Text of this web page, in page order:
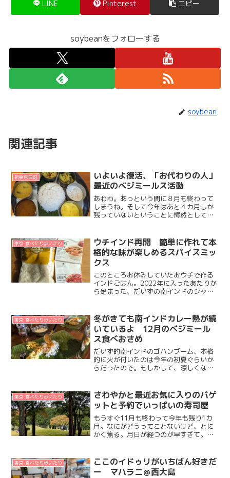
LINE Pinterest コピー
soybeanをフォローする
soybean
関連記事
新東京日記
いよいよ復活、「お代わりの人」
最近のベジミールス活動
あわわ。あっという間に８月も終わって
しまうね。そして今年はあと４カ月しか
残っていないということに愕然としてい
なー。我が家のエアコンからの水漏れ、
ツイッターで検索したら今...
東京 食べたり歩いたり
ウチインド再開 簡単に作れて本
格的な味が楽しめるスパイスミッ
クス
このところお休みしていたおウチで作る
インドごはん。2022年に入ったあたりか
ら始まった、だいずの南インドのシャバ
してたのがまた再開したの、そのキッカ
ケとなったスパイスミ...
東京 食べたり歩いたり
冬がきても南インドカレー熱が続
いているよ 12月のベジミール
ス食べおさめ
だいず的南インドのゴハンブーム、本格
的に火が付いたのは今年の初夏ぐらいか
らだったので。もしかして、涼しくなっ
んなくて。冬がきても相変わらず、ベジ
ミールスのトリコになって...
東京 食べたり歩いたり
さわやかと最近お気に入りのバゲ
ットと予約でいっぱいの寿司屋
もうすぐ11月も終わって今年も残り1カ
月。なにがどうってことないけど、とに
かく焦る。月日が経つのが早すぎて。急
が付いていけないらしく、毎朝起きた時
に喉や上気道に違和感を...
東京 食べたり歩いたり
ここのイドゥリがいちばん好きだ
ー マハラニ＠西大島